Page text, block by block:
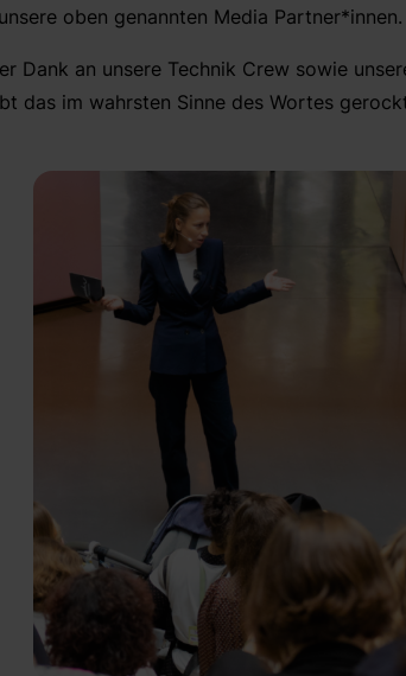
oben genannten Media Partner*innen.
Dank an unsere Technik Crew sowie
das im wahrsten Sinne des Wortes